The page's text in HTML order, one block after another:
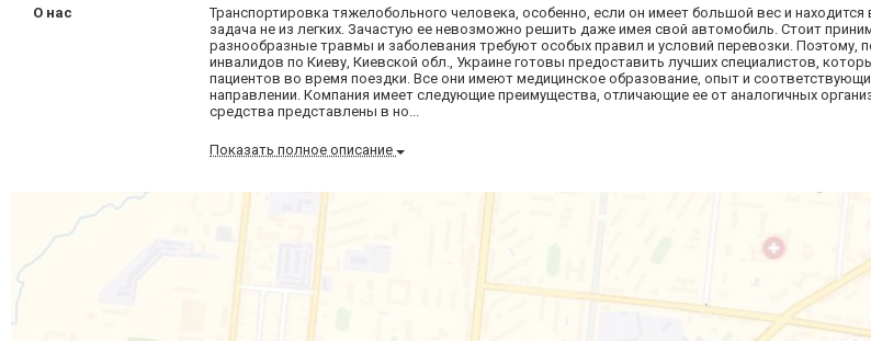
О нас
Транспортировка тяжелобольного человека, особенно, если он имеет большой вес и
задача не из легких. Зачастую ее невозможно решить даже имея свой автомобиль. Стоит
разнообразные травмы и заболевания требуют особых правил и условий перевозки. Поэтому,
инвалидов по Киеву, Киевской обл., Украине готовы предоставить лучших специалистов,
пациентов во время поездки. Все они имеют медицинское образование, опыт и
направлении. Компания имеет следующие преимущества, отличающие ее от аналогичных
средства представлены в но...
Показать полное описание